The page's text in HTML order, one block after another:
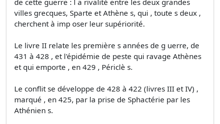
de cette guerre : l a rivalité entre les deux grandes
villes grecques, Sparte et Athène s, qui , toute s deux ,
cherchent à imp oser leur supériorité.
Le livre II relate les première s années de g uerre, de
431 à 428 , et l'épidémie de peste qui ravage Athènes
et qui emporte , en 429 , Périclè s.
Le conflit se développe de 428 à 422 (livres III et IV) ,
marqué , en 425, par la prise de Sphactérie par les
Athénien s.